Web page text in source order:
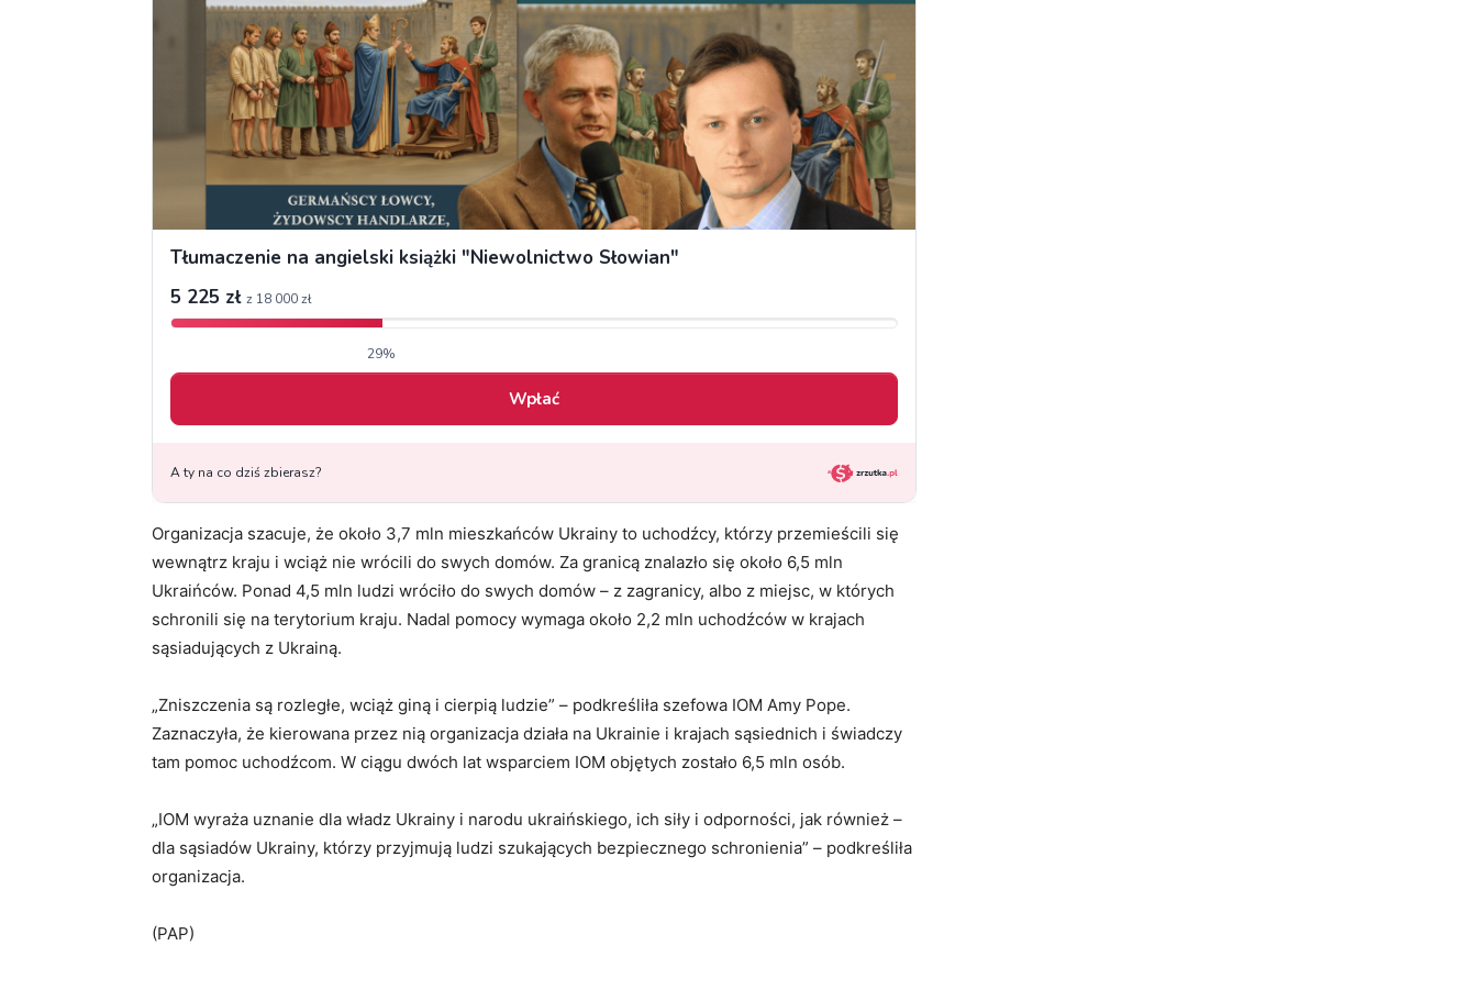
Organizacja szacuje, że około 3,7 mln mieszkańców Ukrainy to uchodźcy, którzy przemieścili się
wewnątrz kraju i wciąż nie wrócili do swych domów. Za granicą znalazło się około 6,5 mln
Ukraińców. Ponad 4,5 mln ludzi wróciło do swych domów – z zagranicy, albo z miejsc, w których
schronili się na terytorium kraju. Nadal pomocy wymaga około 2,2 mln uchodźców w krajach
sąsiadujących z Ukrainą.
„Zniszczenia są rozległe, wciąż giną i cierpią ludzie” – podkreśliła szefowa IOM Amy Pope.
Zaznaczyła, że kierowana przez nią organizacja działa na Ukrainie i krajach sąsiednich i świadczy
tam pomoc uchodźcom. W ciągu dwóch lat wsparciem IOM objętych zostało 6,5 mln osób.
„IOM wyraża uznanie dla władz Ukrainy i narodu ukraińskiego, ich siły i odporności, jak również –
dla sąsiadów Ukrainy, którzy przyjmują ludzi szukających bezpiecznego schronienia” – podkreśliła
organizacja.
(PAP)